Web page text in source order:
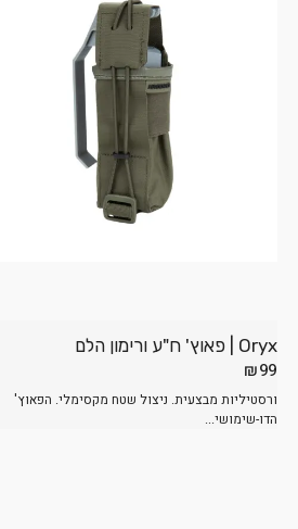
Oryx | פאוץ' ח"ע ורימון הלם
₪99
ורסטיליות מבצעית. ניצול שטח מקסימלי. הפאוץ'
הדו-שימושי...